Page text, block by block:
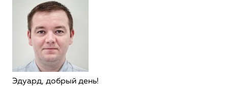
Эдуард, добрый день!